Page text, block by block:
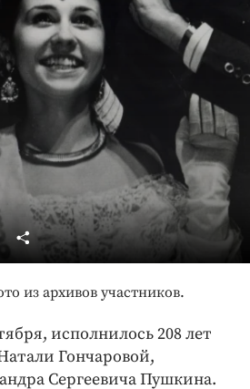
из архивов участников.
исполнилось 208 лет
Гончаровой,
Сергеевича Пушкина.